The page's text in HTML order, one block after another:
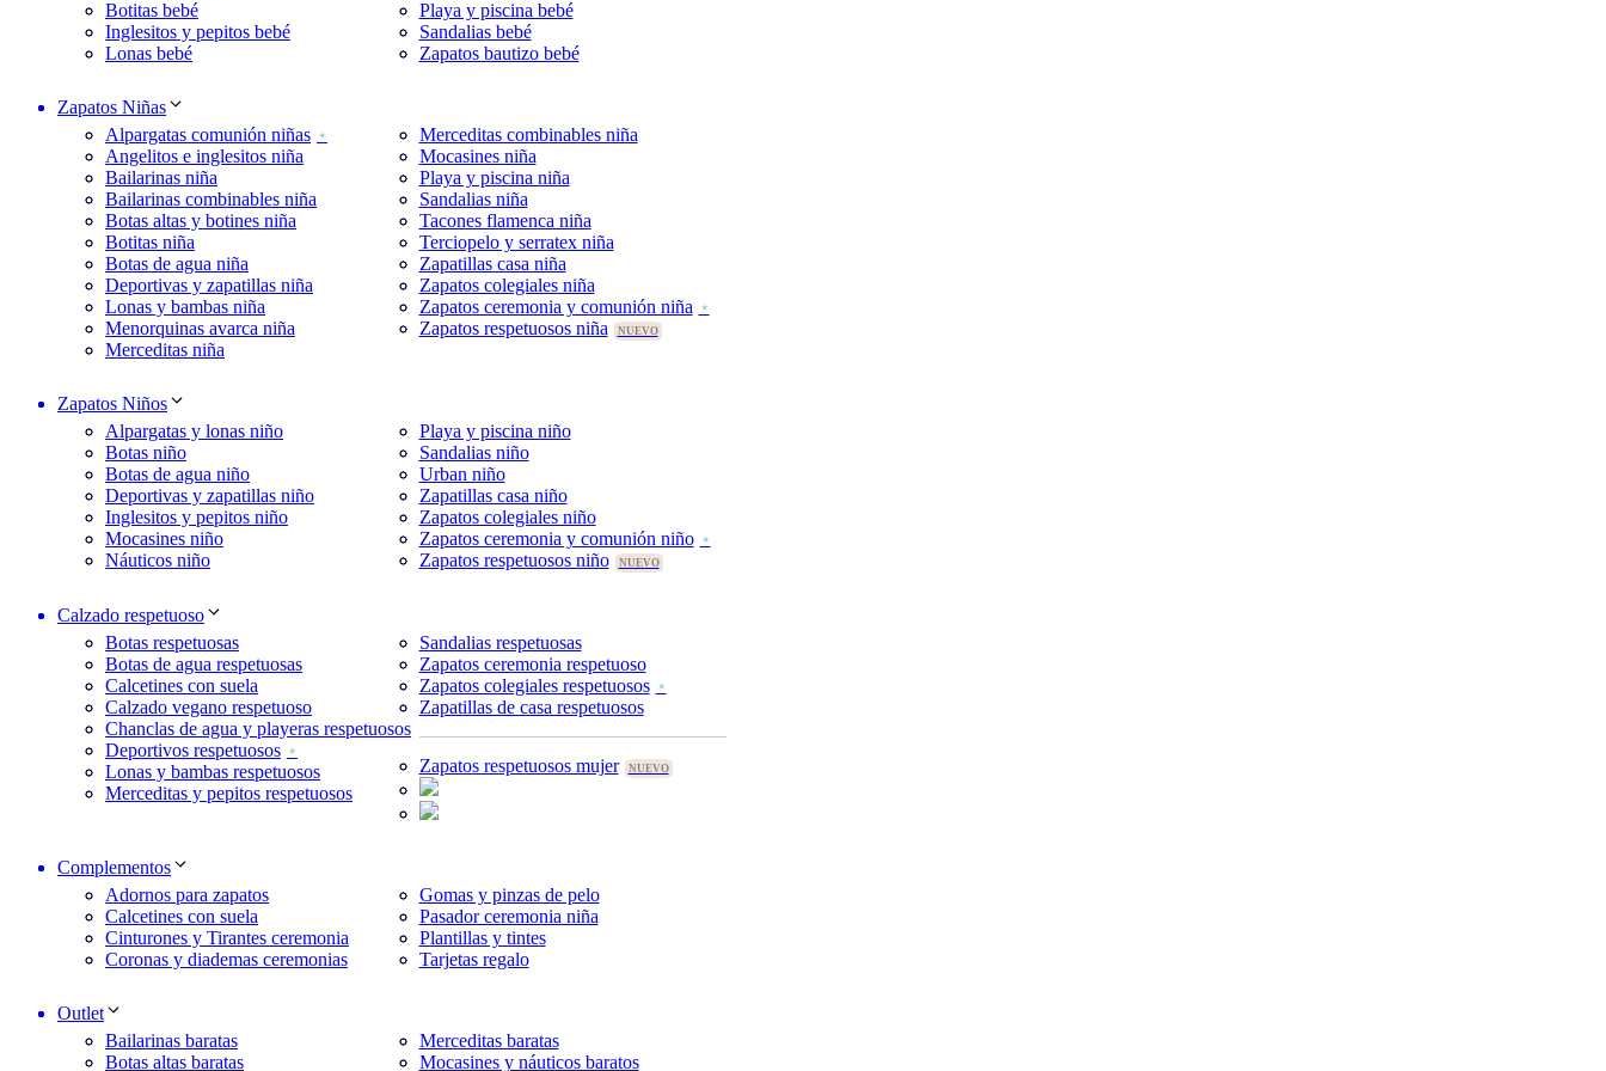
Botitas bebé
Inglesitos y pepitos bebé
Lonas bebé
Playa y piscina bebé
Sandalias bebé
Zapatos bautizo bebé
Zapatos Niñas
Alpargatas comunión niñas
Angelitos e inglesitos niña
Bailarinas niña
Bailarinas combinables niña
Botas altas y botines niña
Botitas niña
Botas de agua niña
Deportivas y zapatillas niña
Lonas y bambas niña
Menorquinas avarca niña
Merceditas niña
Merceditas combinables niña
Mocasines niña
Playa y piscina niña
Sandalias niña
Tacones flamenca niña
Terciopelo y serratex niña
Zapatillas casa niña
Zapatos colegiales niña
Zapatos ceremonia y comunión niña
Zapatos respetuosos niña
Zapatos Niños
Alpargatas y lonas niño
Botas niño
Botas de agua niño
Deportivas y zapatillas niño
Inglesitos y pepitos niño
Mocasines niño
Náuticos niño
Playa y piscina niño
Sandalias niño
Urban niño
Zapatillas casa niño
Zapatos colegiales niño
Zapatos ceremonia y comunión niño
Zapatos respetuosos niño
Calzado respetuoso
Botas respetuosas
Botas de agua respetuosas
Calcetines con suela
Calzado vegano respetuoso
Chanclas de agua y playeras respetuosos
Deportivos respetuosos
Lonas y bambas respetuosos
Merceditas y pepitos respetuosos
Sandalias respetuosas
Zapatos ceremonia respetuoso
Zapatos colegiales respetuosos
Zapatillas de casa respetuosos
Zapatos respetuosos mujer
Complementos
Adornos para zapatos
Calcetines con suela
Cinturones y Tirantes ceremonia
Coronas y diademas ceremonias
Gomas y pinzas de pelo
Pasador ceremonia niña
Plantillas y tintes
Tarjetas regalo
Outlet
Bailarinas baratas
Botas altas baratas
Merceditas baratas
Mocasines y náuticos baratos